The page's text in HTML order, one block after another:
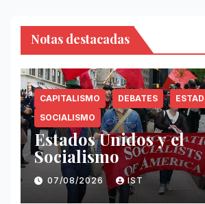
Notas destacadas
CAPITALISMO DEBATES
SOCIALISMO
Estados Unidos y el
Socialismo
07/08/2026 IST